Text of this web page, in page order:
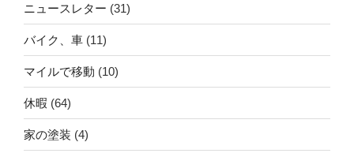
ニュースレター (31)
バイク、車 (11)
マイルで移動 (10)
休暇 (64)
家の塗装 (4)